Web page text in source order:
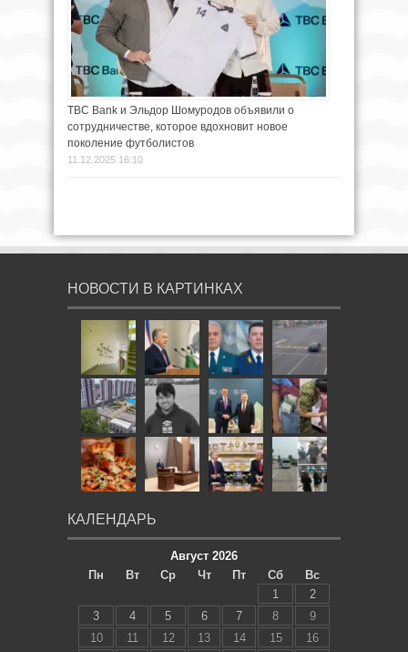
TBC Bank и Эльдор Шомуродов объявили о
сотрудничестве, которое вдохновит новое
поколение футболистов
11.12.2025 16:10
НОВОСТИ В КАРТИНКАХ
КАЛЕНДАРЬ
Август 2026
Пн
Вт Ср Чт Пт Сб
Вс
1
2
3
4 5 6 7 8
9
10
11 12 13 14 15
16